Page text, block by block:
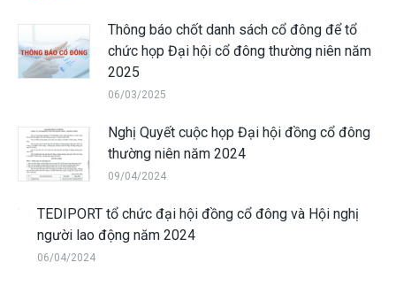
Thông báo chốt danh sách cổ đông để tổ
chức họp Đại hội cổ đông thường niên năm
2025
06/03/2025
Nghị Quyết cuộc họp Đại hội đồng cổ đông
thường niên năm 2024
09/04/2024
TEDIPORT tổ chức đại hội đồng cổ đông và Hội nghị
người lao động năm 2024
06/04/2024